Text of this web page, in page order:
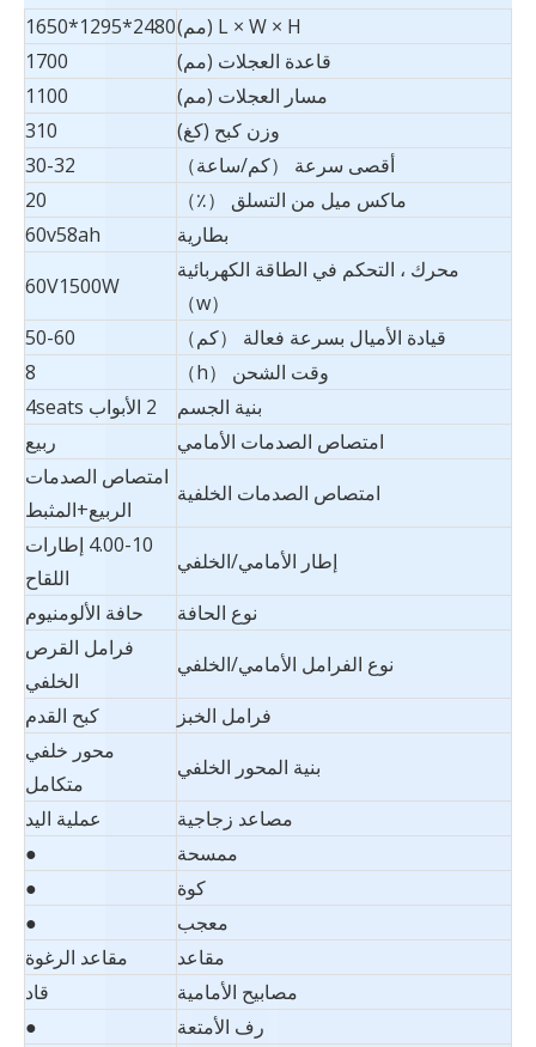
L × W × H (مم)
2480*1295*1650
قاعدة العجلات (مم)
1700
مسار العجلات (مم)
1100
وزن كبح (كغ)
310
أقصى سرعة （كم/ساعة）
30-32
ماكس ميل من التسلق （٪）
20
بطارية
60v58ah
محرك ، التحكم في الطاقة الكهربائية
（w）
60V1500W
قيادة الأميال بسرعة فعالة （كم）
50-60
وقت الشحن （h）
8
بنية الجسم
2 الأبواب 4seats
امتصاص الصدمات الأمامي
ربيع
امتصاص الصدمات الخلفية
امتصاص الصدمات
الربيع+المثبط
إطار الأمامي/الخلفي
4.00-10 إطارات
اللقاح
نوع الحافة
حافة الألومنيوم
نوع الفرامل الأمامي/الخلفي
فرامل القرص
الخلفي
فرامل الخبز
كبح القدم
بنية المحور الخلفي
محور خلفي
متكامل
مصاعد زجاجية
عملية اليد
ممسحة
●
كوة
●
معجب
●
مقاعد
مقاعد الرغوة
مصابيح الأمامية
قاد
رف الأمتعة
●